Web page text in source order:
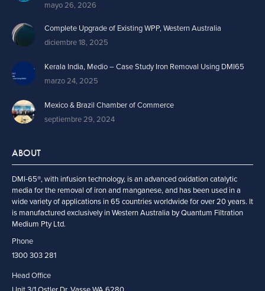
mayo 26, 2026
Complete Upgrade of Existing WPP, Western Australia
diciembre 18, 2025
Kerala India, Medio – Case Study Iron Removal Using DMI65
marzo 24, 2025
Mexico & Brazil Chamber of Commerce
septiembre 29, 2024
ABOUT
DMI-65®, with infusion technology, is an advanced oxidation catalytic
media for the removal of iron and manganese, and has been used in a
wide variety of applications in 65 countries worldwide for over 20 years. It
is manufactured exclusively in Western Australia by Quantum Filtration
Medium Pty Ltd.
Phone
1300 303 281
Head Office